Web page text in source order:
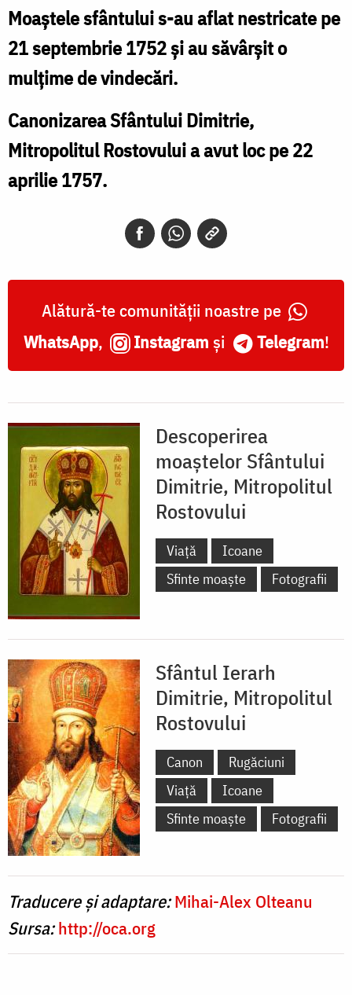
Moaştele sfântului s-au aflat nestricate pe
21 septembrie 1752 şi au săvârşit o
mulţime de vindecări.
Canonizarea Sfântului Dimitrie,
Mitropolitul Rostovului a avut loc pe 22
aprilie 1757.
Alătură-te comunității noastre pe
WhatsApp, Instagram și Telegram!
Descoperirea
moaștelor Sfântului
Dimitrie, Mitropolitul
Rostovului
Viață
Icoane
Sfinte moaște
Fotografii
Sfântul Ierarh
Dimitrie, Mitropolitul
Rostovului
Canon
Rugăciuni
Viață
Icoane
Sfinte moaște
Fotografii
Traducere și adaptare:Mihai-Alex Olteanu
Sursa:http://oca.org